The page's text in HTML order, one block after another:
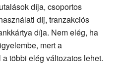
díja, csoportos
díj, tranzakciós
díja. Nem elég, ha
mert a
többi elég változatos lehet.